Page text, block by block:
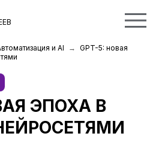
и AI
GPT-5: новая
ЭПОХА В